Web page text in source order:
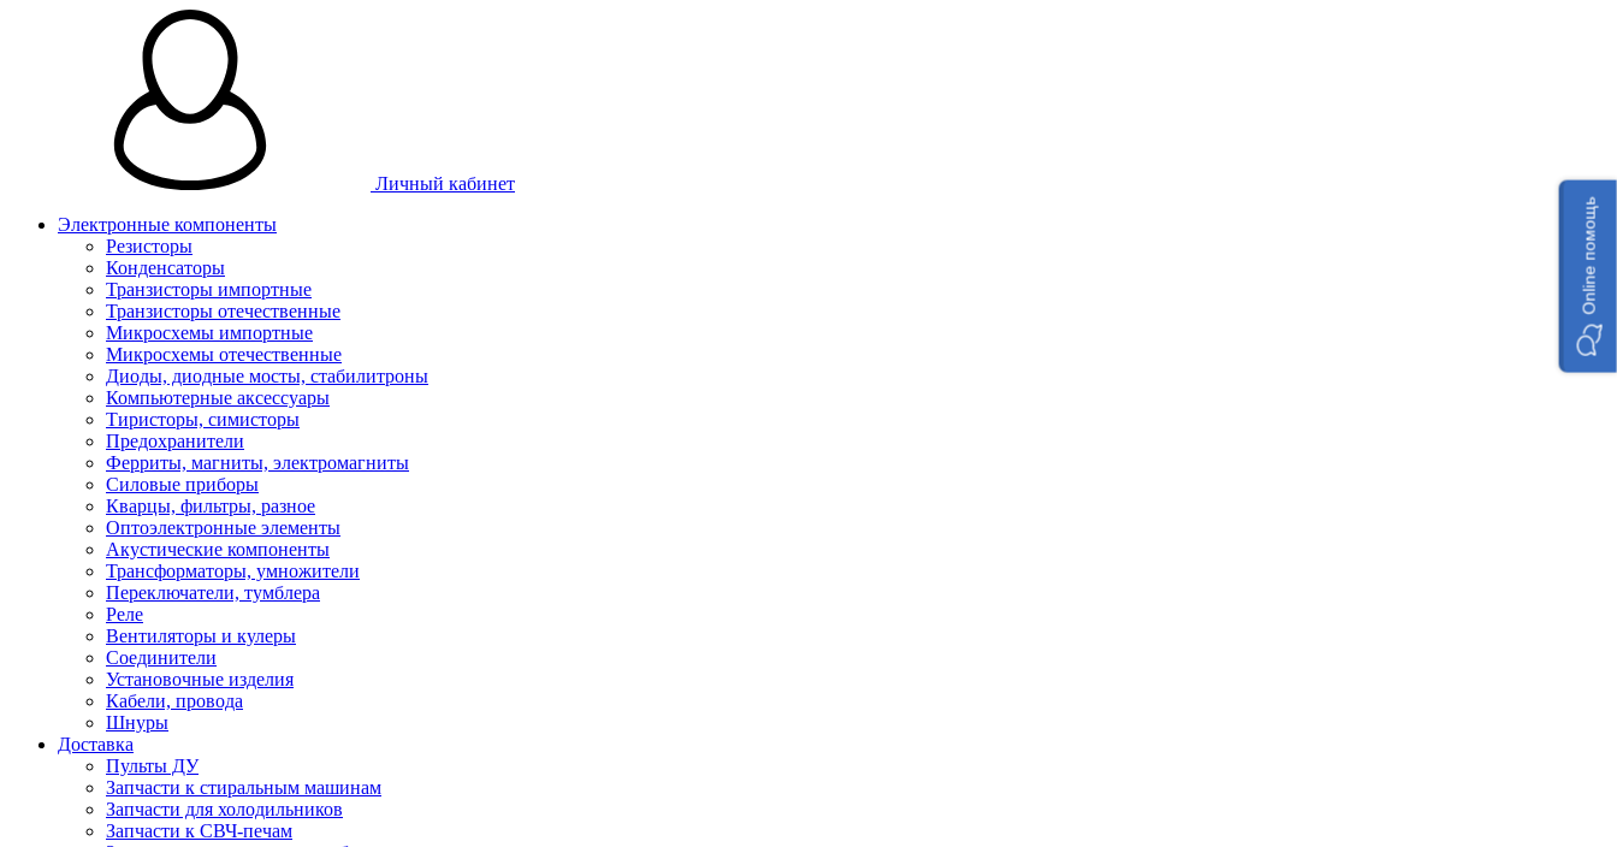
Личный кабинет
Электронные компоненты
Резисторы
Конденсаторы
Транзисторы импортные
Транзисторы отечественные
Микросхемы импортные
Микросхемы отечественные
Диоды, диодные мосты, стабилитроны
Компьютерные аксессуары
Тиристоры, симисторы
Предохранители
Ферриты, магниты, электромагниты
Силовые приборы
Кварцы, фильтры, разное
Оптоэлектронные элементы
Акустические компоненты
Трансформаторы, умножители
Переключатели, тумблера
Реле
Вентиляторы и кулеры
Соединители
Установочные изделия
Кабели, провода
Шнуры
Доставка
Пульты ДУ
Запчасти к стиральным машинам
Запчасти для холодильников
Запчасти к СВЧ-печам
Online помощь